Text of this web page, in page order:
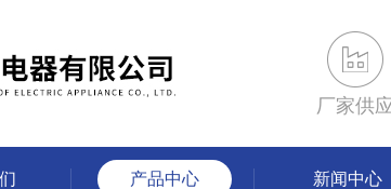
厂家供
产品中心 新闻中心